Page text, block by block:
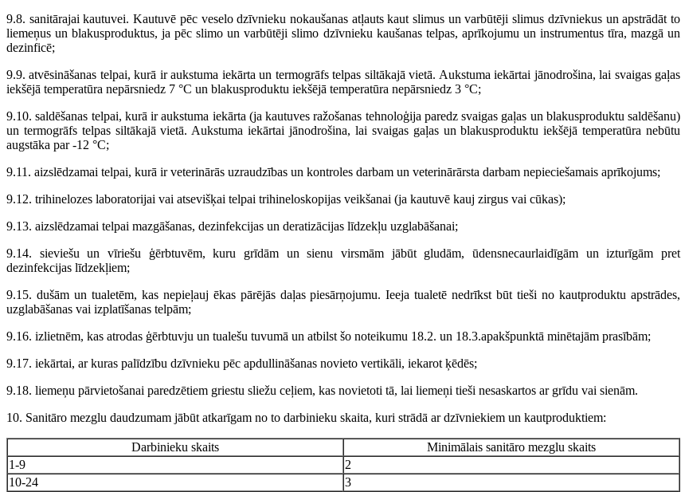
9.8. sanitārajai kautuvei. Kautuvē pēc veselo dzīvnieku nokaušanas atļauts kaut slimus un varbūtēji slimus dzīvniekus un apstrādāt to
liemeņus un blakusproduktus, ja pēc slimo un varbūtēji slimo dzīvnieku kaušanas telpas, aprīkojumu un instrumentus tīra, mazgā un
dezinficē;
9.9. atvēsināšanas telpai, kurā ir aukstuma iekārta un termogrāfs telpas siltākajā vietā. Aukstuma iekārtai jānodrošina, lai svaigas gaļas
iekšējā temperatūra nepārsniedz 7 °C un blakusproduktu iekšējā temperatūra nepārsniedz 3 °C;
9.10. saldēšanas telpai, kurā ir aukstuma iekārta (ja kautuves ražošanas tehnoloģija paredz svaigas gaļas un blakusproduktu saldēšanu)
un termogrāfs telpas siltākajā vietā. Aukstuma iekārtai jānodrošina, lai svaigas gaļas un blakusproduktu iekšējā temperatūra nebūtu
augstāka par -12 °C;
9.11. aizslēdzamai telpai, kurā ir veterinārās uzraudzības un kontroles darbam un veterinārārsta darbam nepieciešamais aprīkojums;
9.12. trihinelozes laboratorijai vai atsevišķai telpai trihineloskopijas veikšanai (ja kautuvē kauj zirgus vai cūkas);
9.13. aizslēdzamai telpai mazgāšanas, dezinfekcijas un deratizācijas līdzekļu uzglabāšanai;
9.14. sieviešu un vīriešu ģērbtuvēm, kuru grīdām un sienu virsmām jābūt gludām, ūdensnecaurlaidīgām un izturīgām pret
dezinfekcijas līdzekļiem;
9.15. dušām un tualetēm, kas nepieļauj ēkas pārējās daļas piesārņojumu. Ieeja tualetē nedrīkst būt tieši no kautproduktu apstrādes,
uzglabāšanas vai izplatīšanas telpām;
9.16. izlietnēm, kas atrodas ģērbtuvju un tualešu tuvumā un atbilst šo noteikumu 18.2. un 18.3.apakšpunktā minētajām prasībām;
9.17. iekārtai, ar kuras palīdzību dzīvnieku pēc apdullināšanas novieto vertikāli, iekarot ķēdēs;
9.18. liemeņu pārvietošanai paredzētiem griestu sliežu ceļiem, kas novietoti tā, lai liemeņi tieši nesaskartos ar grīdu vai sienām.
10. Sanitāro mezglu daudzumam jābūt atkarīgam no to darbinieku skaita, kuri strādā ar dzīvniekiem un kautproduktiem:
Darbinieku skaits
Minimālais sanitāro mezglu skaits
1-9
2
10-24
3